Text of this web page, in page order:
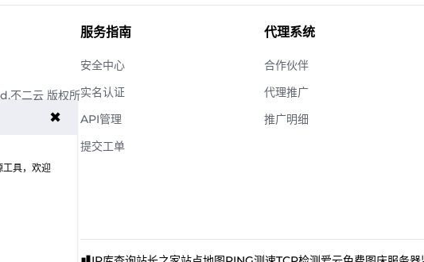
二云 版权所
C区412室-
服务指南
安全中心
实名认证
API管理
提交工单
代理系统
合作伙伴
代理推广
推广明细
✖
具，欢迎